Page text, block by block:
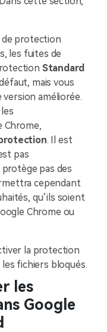
de protection
les fuites de
Standard
mais vous
améliorée.
Chrome,
. Il est
pas
pas des
cependant
qu’ils soient
Chrome ou
la protection
fichiers bloqués.
les
Google